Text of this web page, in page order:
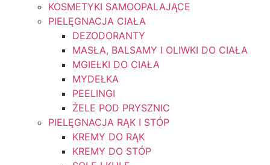
KOSMETYKI SAMOOPALAJĄCE
PIELĘGNACJA CIAŁA
DEZODORANTY
MASŁA, BALSAMY I OLIWKI DO CIAŁA
MGIEŁKI DO CIAŁA
MYDEŁKA
PEELINGI
ŻELE POD PRYSZNIC
PIELĘGNACJA RĄK I STÓP
KREMY DO RĄK
KREMY DO STÓP